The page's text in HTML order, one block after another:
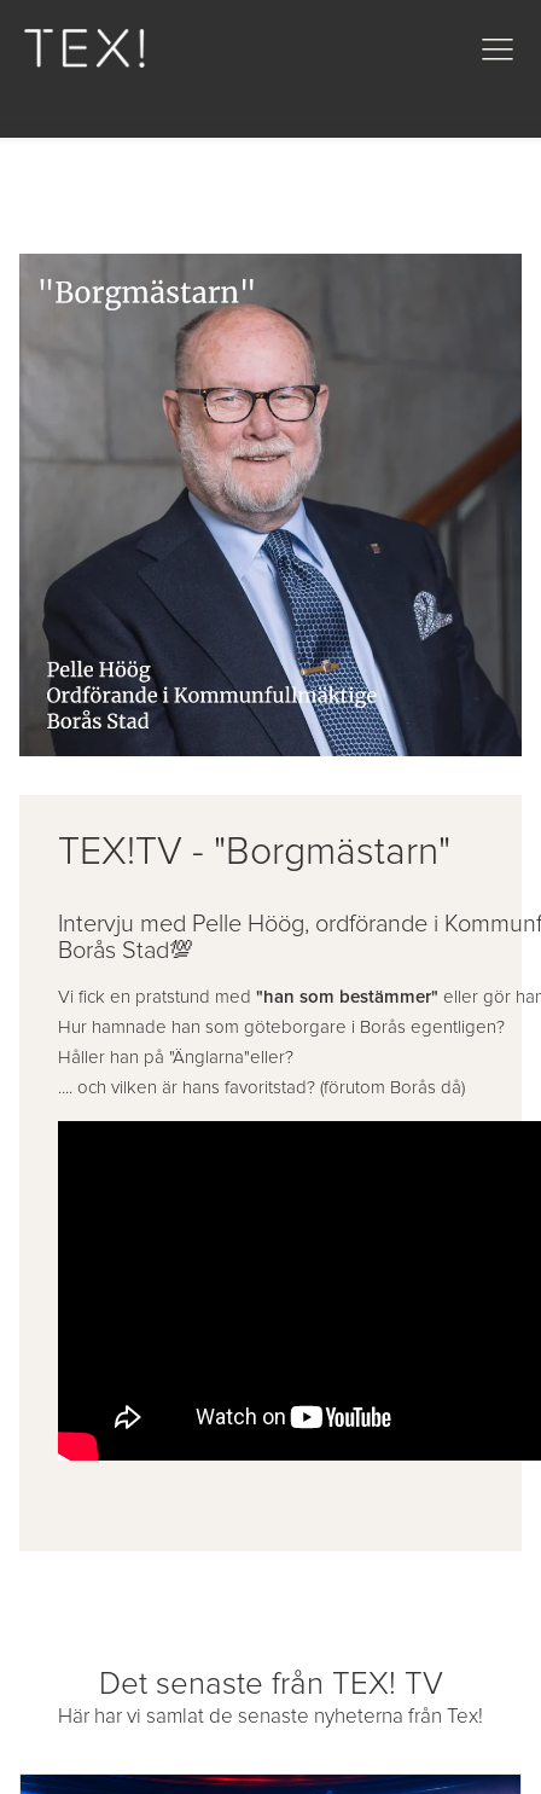
TEX!TV - "Borgmästarn"
Intervju med Pelle Höög, ordförande i
Borås Stad💯
Vi fick en pratstund med "han som bestämmer" eller gör
Hur hamnade han som göteborgare i Borås egentligen?
Håller han på "Änglarna"eller?
.... och vilken är hans favoritstad? (förutom Borås då)
Det senaste från TEX! TV
Här har vi samlat de senaste nyheterna från Tex!